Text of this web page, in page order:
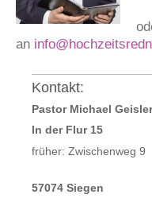
an
Kontakt:
Pastor Michael Geisler
In der Flur 15
früher: Zwischenweg 9
57074 Siegen